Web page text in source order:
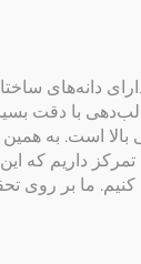
دانه‌های
با دقت
بالا است. به
تمرکز داریم که
ما بر روی